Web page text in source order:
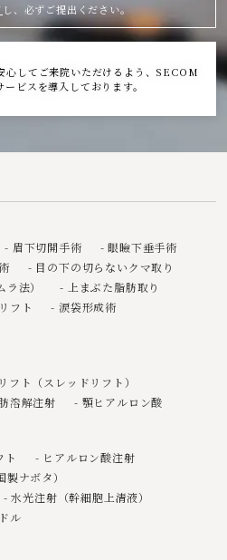
し、必ずご提出ください。
心してご来院いただけるよう、SECOM
ビスを導入しております。
眉下切開手術
眼瞼下垂手術
目の下の切らないクマ取り
法）
上まぶた脂肪取り
フト
涙袋形成術
フト（スレッドリフト）
溶解注射 顎ヒアルロン酸
ト
ヒアルロン酸注射
ナボタ）
水光注射（幹細胞上清液）
ル